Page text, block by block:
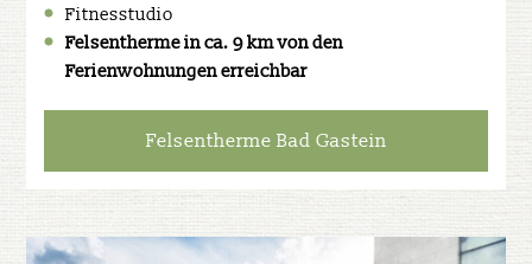
Fitnesstudio
Felsentherme in ca. 9 km von den
Ferienwohnungen erreichbar
Felsentherme Bad Gastein